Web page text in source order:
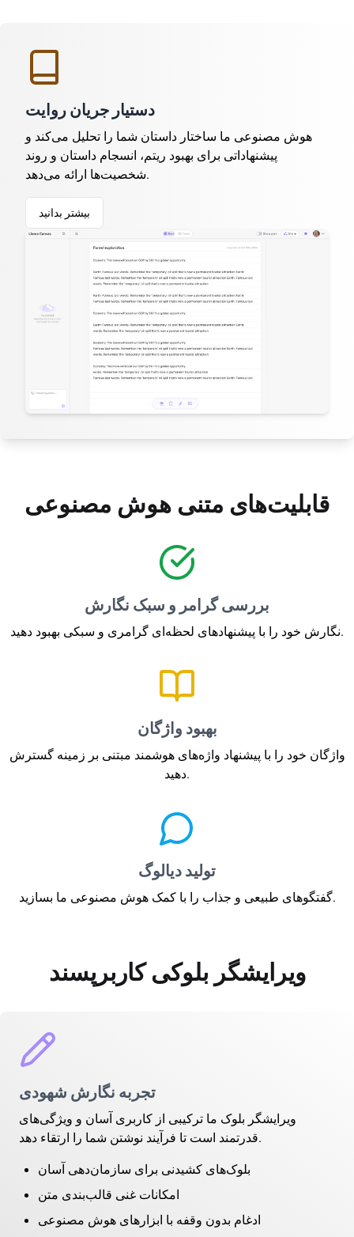
دستیار جریان روایت
هوش مصنوعی ما ساختار داستان شما را تحلیل می‌کند و
پیشنهاداتی برای بهبود ریتم، انسجام داستان و روند
شخصیت‌ها ارائه می‌دهد.
بیشتر بدانید
قابلیت‌های متنی هوش مصنوعی
بررسی گرامر و سبک نگارش
نگارش خود را با پیشنهادهای لحظه‌ای گرامری و سبکی بهبود دهید.
بهبود واژگان
واژگان خود را با پیشنهاد واژه‌های هوشمند مبتنی بر زمینه گسترش
دهید.
تولید دیالوگ
گفتگوهای طبیعی و جذاب را با کمک هوش مصنوعی ما بسازید.
ویرایشگر بلوکی کاربرپسند
تجربه نگارش شهودی
ویرایشگر بلوک ما ترکیبی از کاربری آسان و ویژگی‌های
قدرتمند است تا فرآیند نوشتن شما را ارتقاء دهد.
بلوک‌های کشیدنی برای سازمان‌دهی آسان
امکانات غنی قالب‌بندی متن
ادغام بدون وقفه با ابزارهای هوش مصنوعی